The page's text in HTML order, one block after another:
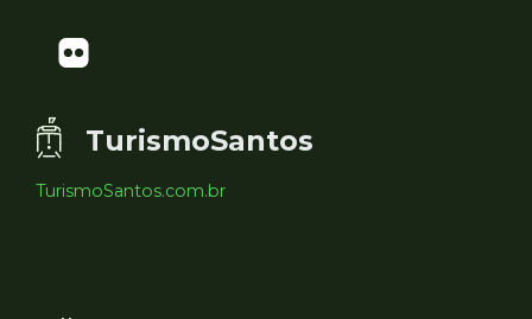
TurismoSantos
TurismoSantos.com.br